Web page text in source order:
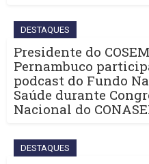
DESTAQUES
Presidente do
Pernambuco
podcast do Fundo
Saúde durante
Nacional do
DESTAQUES